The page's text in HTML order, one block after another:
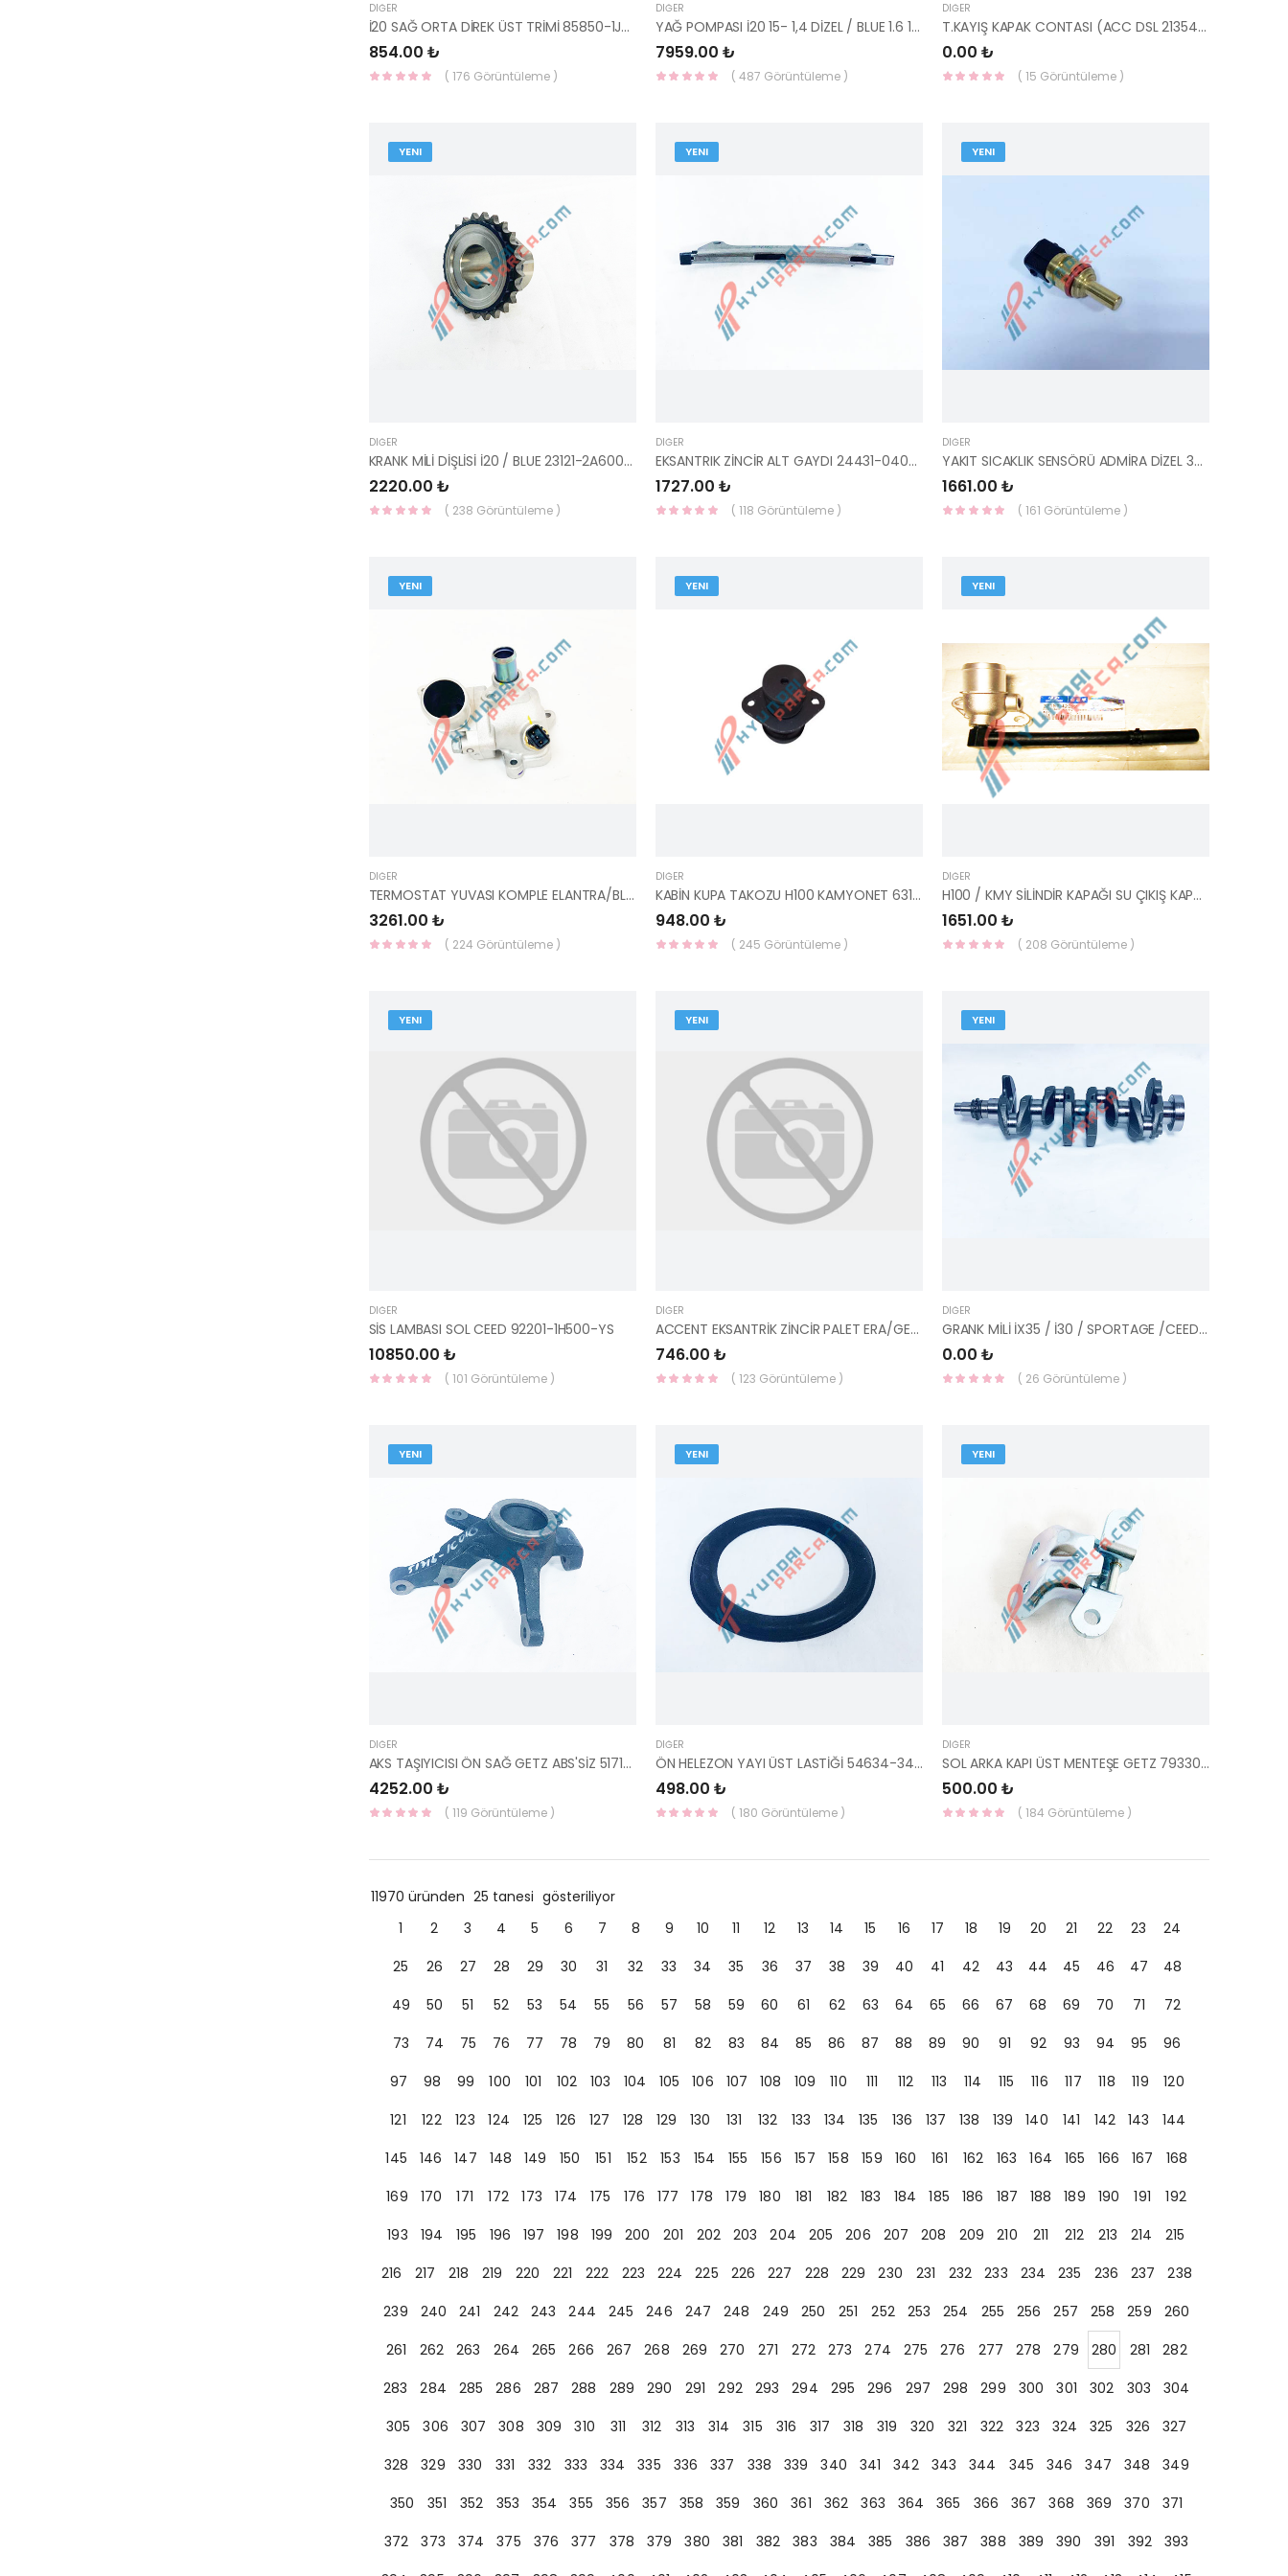
DIĞER
İ20 SAĞ ORTA DİREK ÜST TRİMİ 85850-1J000OM-HMC
854.00 ₺
( 176 Görüntüleme )
DIĞER
YAĞ POMPASI İ20 15- 1,4 DİZEL / BLUE 1.6 14- / RİO 14-17 21350-2A500-HMC
7959.00 ₺
( 487 Görüntüleme )
DIĞER
T.KAYIŞ KAPAK CONTASI (ACC DSL 21354-27010-
0.00 ₺
( 15 Görüntüleme )
YENI
DIĞER
KRANK MİLİ DİŞLİSİ İ20 / BLUE 23121-2A600-HMC
2220.00 ₺
( 238 Görüntüleme )
YENI
DIĞER
EKSANTRIK ZİNCİR ALT GAYDI 24431-04000-HMC
1727.00 ₺
( 118 Görüntüleme )
YENI
DIĞER
YAKIT SICAKLIK SENSÖRÜ ADMİRA DİZEL 39220-27001-HMC
1661.00 ₺
( 161 Görüntüleme )
YENI
DIĞER
TERMOSTAT YUVASI KOMPLE ELANTRA/BLUE/İ20 DİZEL 16- 25610-2A720-HMC
3261.00 ₺
( 224 Görüntüleme )
YENI
DIĞER
KABİN KUPA TAKOZU H100 KAMYONET 63110-4F001 -YS
948.00 ₺
( 245 Görüntüleme )
YENI
DIĞER
H100 / KMY SİLİNDİR KAPAĞI SU ÇIKIŞ KAPAĞI BORULU 22151-42022-HMC
1651.00 ₺
( 208 Görüntüleme )
YENI
DIĞER
SİS LAMBASI SOL CEED 92201-1H500-YS
10850.00 ₺
( 101 Görüntüleme )
YENI
DIĞER
ACCENT EKSANTRİK ZİNCİR PALET ERA/GETZ/I-20/I-30/BLUE/CEED/CERATO/RIO DİZEL 3. 2
746.00 ₺
( 123 Görüntüleme )
YENI
DIĞER
GRANK MİLİ İX35 / İ30 / SPORTAGE /CEED / CERATO / TUCSON 6 İLERİ BENZİNLİ GDİ 23
0.00 ₺
( 26 Görüntüleme )
YENI
DIĞER
AKS TAŞIYICISI ÖN SAĞ GETZ ABS'SİZ 51716-1C010-YS
4252.00 ₺
( 119 Görüntüleme )
YENI
DIĞER
ÖN HELEZON YAYI ÜST LASTİĞİ 54634-34000-HMC
498.00 ₺
( 180 Görüntüleme )
YENI
DIĞER
SOL ARKA KAPI ÜST MENTEŞE GETZ 79330-1C000-HMC
500.00 ₺
( 184 Görüntüleme )
11970 üründen 25 tanesi gösteriliyor
1
2 3 4 5 6 7 8 9 10 11 12 13 14 15 16 17 18 19 20 21 22 23
24
25
26 27 28 29 30 31 32 33 34 35 36 37 38 39 40 41 42 43 44 45 46 47
48
49
50 51 52 53 54 55 56 57 58 59 60 61 62 63 64 65 66 67 68 69 70 71
72
73
74 75 76 77 78 79 80 81 82 83 84 85 86 87 88 89 90 91 92 93 94 95
96
97
98 99 100 101 102 103 104 105 106 107 108 109 110 111 112 113 114 115 116 117 118 119
120
121
122 123 124 125 126 127 128 129 130 131 132 133 134 135 136 137 138 139 140 141 142 143
144
145
146 147 148 149 150 151 152 153 154 155 156 157 158 159 160 161 162 163 164 165 166 167
168
169
170 171 172 173 174 175 176 177 178 179 180 181 182 183 184 185 186 187 188 189 190 191
192
193
194 195 196 197 198 199 200 201 202 203 204 205 206 207 208 209 210 211 212 213 214
215
216
217 218 219 220 221 222 223 224 225 226 227 228 229 230 231 232 233 234 235 236 237
238
239
240 241 242 243 244 245 246 247 248 249 250 251 252 253 254 255 256 257 258 259
260
261
262 263 264 265 266 267 268 269 270 271 272 273 274 275 276 277 278 279 280 281
282
283
284 285 286 287 288 289 290 291 292 293 294 295 296 297 298 299 300 301 302 303
304
305
306 307 308 309 310 311 312 313 314 315 316 317 318 319 320 321 322 323 324 325 326
327
328
329 330 331 332 333 334 335 336 337 338 339 340 341 342 343 344 345 346 347 348
349
350
351 352 353 354 355 356 357 358 359 360 361 362 363 364 365 366 367 368 369 370
371
372
373 374 375 376 377 378 379 380 381 382 383 384 385 386 387 388 389 390 391 392
393